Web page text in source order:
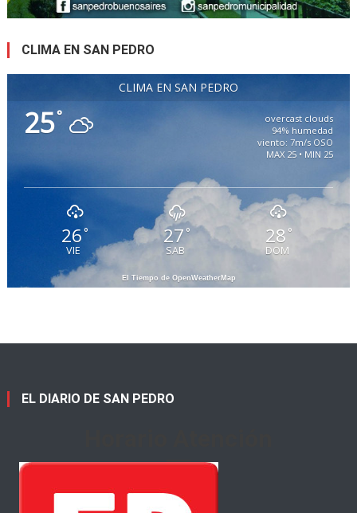
CLIMA EN SAN PEDRO
CLIMA EN SAN PEDRO
25°
overcast clouds
94% humedad
viento: 7m/s OSO
MAX 25 • MIN 25
26°
VIE
27 °
SAB
28 °
DOM
El Tiempo de OpenWeatherMap
EL DIARIO DE SAN PEDRO